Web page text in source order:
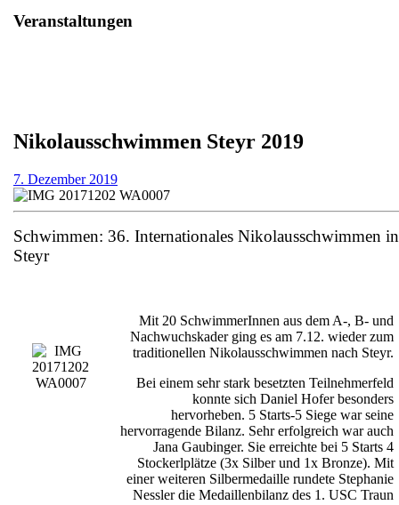
Veranstaltungen
Nikolausschwimmen Steyr 2019
7. Dezember 20197.
Dezember
2019
Schwimmen: 36. Internationales Nikolausschwimmen in
Steyr
Mit 20 SchwimmerInnen aus dem A-, B- und
Nachwuchskader ging es am 7.12. wieder zum
traditionellen Nikolausschwimmen nach Steyr.
Bei einem sehr stark besetzten Teilnehmerfeld
konnte sich Daniel Hofer besonders
hervorheben. 5 Starts-5 Siege war seine
hervorragende Bilanz. Sehr erfolgreich war auch
Jana Gaubinger. Sie erreichte bei 5 Starts 4
Stockerlplätze (3x Silber und 1x Bronze). Mit
einer weiteren Silbermedaille rundete Stephanie
Nessler die Medaillenbilanz des 1. USC Traun